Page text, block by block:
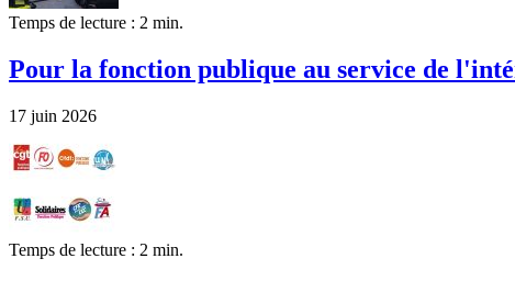
Temps de lecture : 2 min.
Pour la fonction publique au service de
17 juin 2026
Temps de lecture : 2 min.